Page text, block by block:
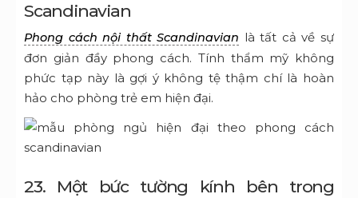
Scandinavian
Phong cách nội thất Scandinavian là tất cả về sự
đơn giản đầy phong cách. Tính thẩm mỹ không
phức tạp này là gợi ý không tệ thậm chí là hoàn
hảo cho phòng trẻ em hiện đại.
23. Một bức tường kính bên trong